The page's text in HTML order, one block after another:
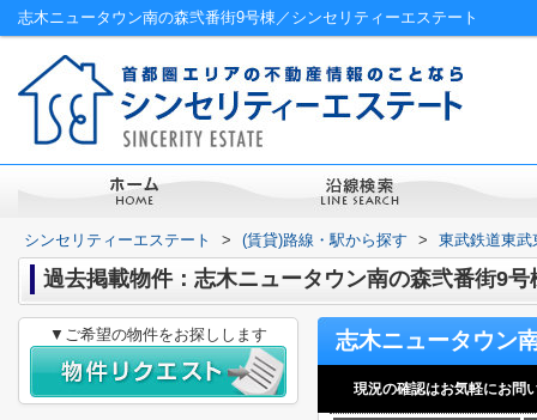
志木ニュータウン南の森弐番街9号棟／シンセリティーエステート
シンセリティーエステート > (賃貸)路線・駅から探す > 東武鉄道東武
過去掲載物件：志木ニュータウン南の森弐番街9号
現況の確認はお気軽にお問
▼ご希望の物件をお探しします